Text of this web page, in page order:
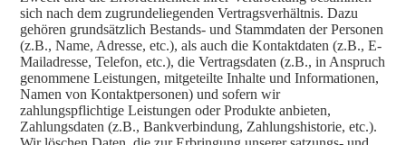
sich nach dem zugrundeliegenden Vertragsverhältnis. Dazu
gehören grundsätzlich Bestands- und Stammdaten der Personen
(z.B., Name, Adresse, etc.), als auch die Kontaktdaten (z.B., E-
Mailadresse, Telefon, etc.), die Vertragsdaten (z.B., in Anspruch
genommene Leistungen, mitgeteilte Inhalte und Informationen,
Namen von Kontaktpersonen) und sofern wir
zahlungspflichtige Leistungen oder Produkte anbieten,
Zahlungsdaten (z.B., Bankverbindung, Zahlungshistorie, etc.).